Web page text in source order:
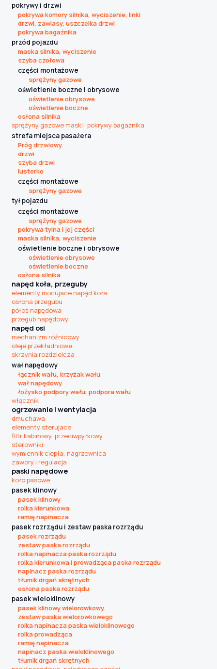
pokrywy i drzwi
pokrywa komory silnika, wyciszenie, linki
drzwi, zawiasy, uszczelka drzwi
pokrywa bagażnika
przód pojazdu
maska silnika, wyciszenie
szyba czołowa
części montażowe
sprężyny gazowe
oświetlenie boczne i obrysowe
oświetlenie obrysowe
oświetlenie boczne
osłona silnika
sprężyny gazowe maski i pokrywy bagażnika
strefa miejsca pasażera
Próg drzwiowy
drzwi
szyba drzwi
lusterko
części montażowe
sprężyny gazowe
tył pojazdu
części montażowe
sprężyny gazowe
pokrywa tylna i jej części
maska silnika, wyciszenie
oświetlenie boczne i obrysowe
oświetlenie obrysowe
oświetlenie boczne
osłona silnika
napęd koła, przeguby
elementy mocujace napęd koła
osłona przegubu
półoś napędowa
przegub napędowy
napęd osi
mechanizm różnicowy
oleje przekładniowe
skrzynia rozdzielcza
wał napędowy
łącznik wału, krzyżak wału
wał napędowy
łożysko podpory wału, podpora wału
włącznik
ogrzewanie i wentylacja
dmuchawa
elementy sterujace
filtr kabinowy, przeciwpyłkowy
sterowniki
wymiennik ciepła, nagrzewnica
zawory i regulacja
paski napędowe
koło pasowe
pasek klinowy
pasek klinowy
rolka kierunkowa
ramię napinacza
pasek rozrządu i zestaw paska rozrządu
pasek rozrządu
zestaw paska rozrządu
rolka napinacza paska rozrządu
rolka kierunkowa i prowadząca paska rozrządu
napinacz paska rozrządu
tłumik drgań skrętnych
osłona paska rozrządu
pasek wieloklinowy
pasek klinowy wielorowkowy
zestaw paska wielorowkowego
rolka napinacza paska wieloklinowego
rolka prowadząca
ramię napinacza
napinacz paska wieloklinowego
tłumik drgań skrętnych